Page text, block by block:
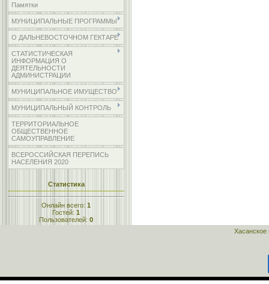
Памятки
МУНИЦИПАЛЬНЫЕ ПРОГРАММЫ
О ДАЛЬНЕВОСТОЧНОМ ГЕКТАРЕ
СТАТИСТИЧЕСКАЯ
ИНФОРМАЦИЯ О
ДЕЯТЕЛЬНОСТИ
АДМИНИСТРАЦИИ
МУНИЦИПАЛЬНОЕ ИМУЩЕСТВО
МУНИЦИПАЛЬНЫЙ КОНТРОЛЬ
ТЕРРИТОРИАЛЬНОЕ
ОБЩЕСТВЕННОЕ
САМОУПРАВЛЕНИЕ
ВСЕРОССИЙСКАЯ ПЕРЕПИСЬ
НАСЕЛЕНИЯ 2020
Статистика
Онлайн всего: 1
Гостей: 1
Пользователей: 0
Хасанское